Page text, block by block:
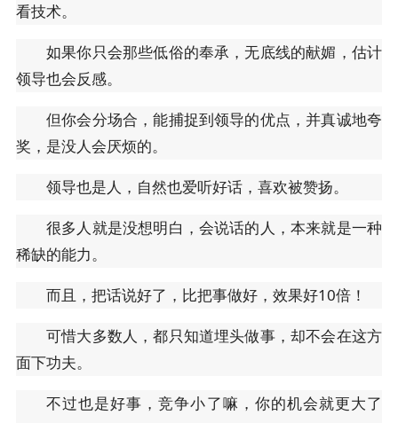
看技术。
如果你只会那些低俗的奉承，无底线的献媚，估计
领导也会反感。
但你会分场合，能捕捉到领导的优点，并真诚地夸
奖，是没人会厌烦的。
领导也是人，自然也爱听好话，喜欢被赞扬。
很多人就是没想明白，会说话的人，本来就是一种
稀缺的能力。
而且，把话说好了，比把事做好，效果好10倍！
可惜大多数人，都只知道埋头做事，却不会在这方
面下功夫。
不过也是好事，竞争小了嘛，你的机会就更大了